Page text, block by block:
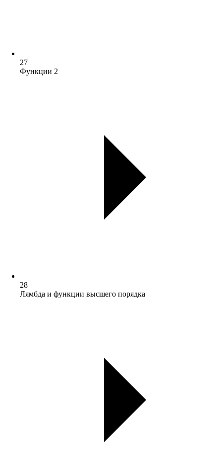
27
Функции 2
28
Лямбда и функции высшего порядка